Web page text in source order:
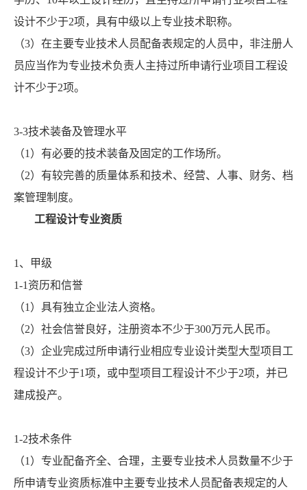
设计不少于2项，具有中级以上专业技术职称。
（3）在主要专业技术人员配备表规定的人员中，非注册人
员应当作为专业技术负责人主持过所申请行业项目工程设
计不少于2项。
3-3技术装备及管理水平
（1）有必要的技术装备及固定的工作场所。
（2）有较完善的质量体系和技术、经营、人事、财务、档
案管理制度。
工程设计专业资质
1、甲级
1-1资历和信誉
（1）具有独立企业法人资格。
（2）社会信誉良好，注册资本不少于300万元人民币。
（3）企业完成过所申请行业相应专业设计类型大型项目工
程设计不少于1项，或中型项目工程设计不少于2项，并已
建成投产。
1-2技术条件
（1）专业配备齐全、合理，主要专业技术人员数量不少于
所申请专业资质标准中主要专业技术人员配备表规定的人